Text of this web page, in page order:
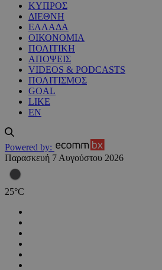
ΚΥΠΡΟΣ
ΔΙΕΘΝΗ
ΕΛΛΑΔΑ
ΟΙΚΟΝΟΜΙΑ
ΠΟΛΙΤΙΚΗ
ΑΠΟΨΕΙΣ
VIDEOS & PODCASTS
ΠΟΛΙΤΙΣΜΟΣ
GOAL
LIKE
EN
Powered by:
Παρασκευή 7 Αυγούστου 2026
25°C